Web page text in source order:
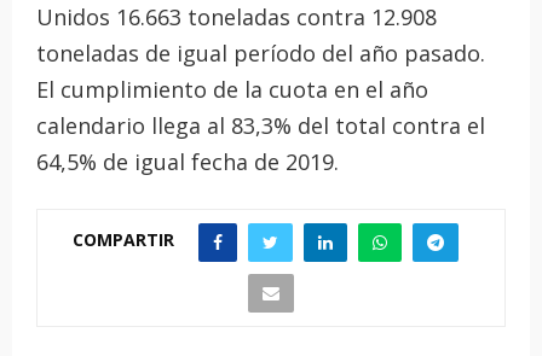
Unidos 16.663 toneladas contra 12.908
toneladas de igual período del año pasado.
El cumplimiento de la cuota en el año
calendario llega al 83,3% del total contra el
64,5% de igual fecha de 2019.
COMPARTIR